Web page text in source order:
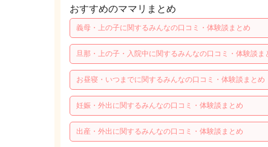
おすすめのママリまとめ
義母・上の子に関するみんなの口コミ・体験談まとめ
旦那・上の子・入院中に関するみんなの口コミ・体験談ま
お昼寝・いつまでに関するみんなの口コミ・体験談まとめ
妊娠・外出に関するみんなの口コミ・体験談まとめ
出産・外出に関するみんなの口コミ・体験談まとめ